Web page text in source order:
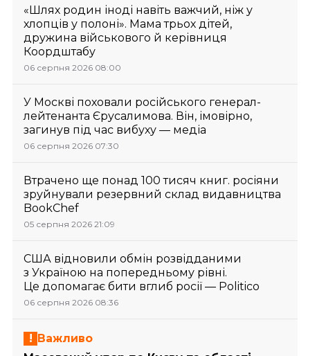
«Шлях родин іноді навіть важчий, ніж у
хлопців у полоні». Мама трьох дітей,
дружина військового й керівниця
Коордштабу
06 серпня 2026 08:00
У Москві поховали російського генерал-
лейтенанта Єрусалимова. Він, імовірно,
загинув під час вибуху — медіа
06 серпня 2026 07:30
Втрачено ще понад 100 тисяч книг. росіяни
зруйнували резервний склад видавництва
BookChef
05 серпня 2026 21:09
США відновили обмін розвідданими
з Україною на попередньому рівні.
Це допомагає бити вглиб росії — Politico
06 серпня 2026 08:36
Важливо